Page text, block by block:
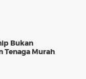
Bukan
Tenaga Murah